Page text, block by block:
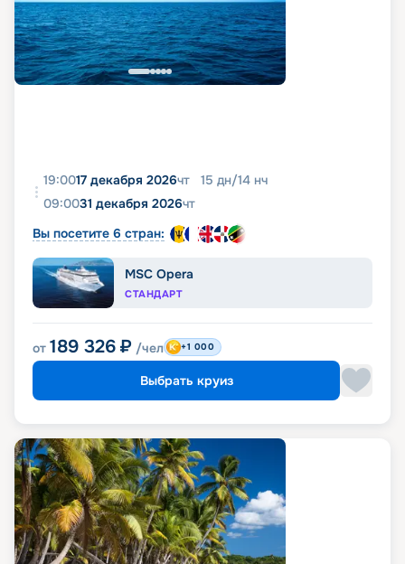
19:0017 декабря 2026чт 15 дн/14 нч
09:0031 декабря 2026чт
Вы посетите 6 стран:
MSC Opera
СТАНДАРТ
от 189 326 ₽ /чел +1 000
Выбрать круиз